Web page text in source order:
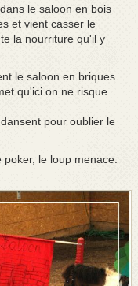
le saloon en bois
et vient casser le
la nourriture qu'il y
le saloon en briques.
qu'ici on ne risque
pour oublier le
le loup menace.